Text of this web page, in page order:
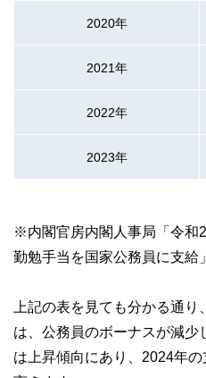
2020年
2021年
2022年
2023年
※内閣官房内閣人事局「令和
勤勉手当を国家公務員に支給
上記の表を見ても分かる通
は、公務員のボーナスが減少
は上昇傾向にあり、2024年